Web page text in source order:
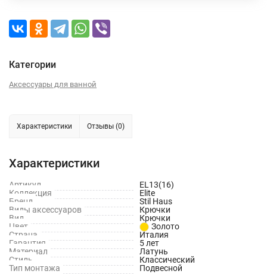
Категории
Аксессуары для ванной
Характеристики Отзывы (0)
Характеристики
Артикул
EL13(16)
Коллекция
Elite
Бренд
Stil Haus
Виды аксессуаров
Крючки
Вид
Крючки
Цвет
Золото
Страна
Италия
Гарантия
5 лет
Материал
Латунь
Стиль
Классический
Тип монтажа
Подвесной